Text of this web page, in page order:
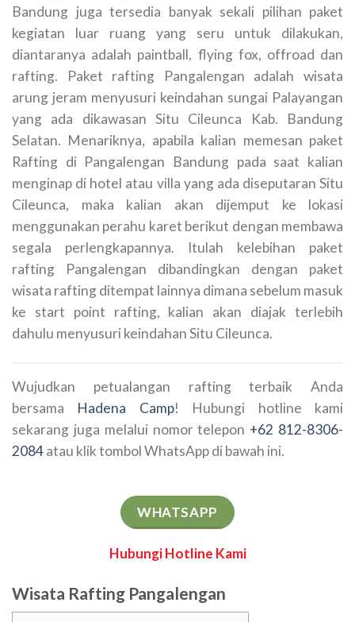
Bandung juga tersedia banyak sekali pilihan paket
kegiatan luar ruang yang seru untuk dilakukan,
diantaranya adalah paintball, flying fox, offroad dan
rafting. Paket rafting Pangalengan adalah wisata
arung jeram menyusuri keindahan sungai Palayangan
yang ada dikawasan Situ Cileunca Kab. Bandung
Selatan. Menariknya, apabila kalian memesan paket
Rafting di Pangalengan Bandung pada saat kalian
menginap di hotel atau villa yang ada diseputaran Situ
Cileunca, maka kalian akan dijemput ke lokasi
menggunakan perahu karet berikut dengan membawa
segala perlengkapannya. Itulah kelebihan paket
rafting Pangalengan dibandingkan dengan paket
wisata rafting ditempat lainnya dimana sebelum masuk
ke start point rafting, kalian akan diajak terlebih
dahulu menyusuri keindahan Situ Cileunca.
Wujudkan petualangan rafting terbaik Anda
bersama Hadena Camp! Hubungi hotline kami
sekarang juga melalui nomor telepon +62 812-8306-
2084atau klik tombol WhatsApp di bawah ini.
WHATSAPP
Hubungi Hotline Kami
Wisata Rafting Pangalengan